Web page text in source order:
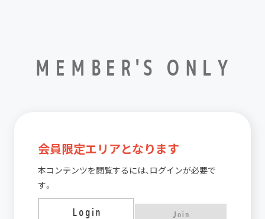
MEMBER'S ONLY
会員限定エリアとなります
本コンテンツを閲覧するには、ログインが必要で
す。
Login Join